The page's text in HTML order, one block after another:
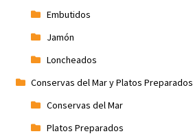
Embutidos
Jamón
Loncheados
Conservas del Mar y Platos Preparados
Conservas del Mar
Platos Preparados